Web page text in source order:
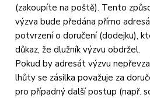
(zakoupíte na poště). Tento
výzva bude předána přímo
potvrzení o doručení (dodejku),
důkaz, že dlužník výzvu obdržel.
Pokud by adresát výzvu
lhůty se zásilka považuje za
pro případný další postup (např.